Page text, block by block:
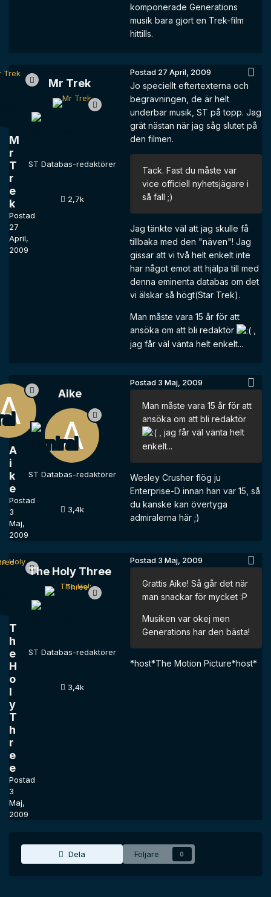
komponerade Generations
musik bara gjort en Trek-film
hittills.
M
r
T
r
e
k
Postad
27
April,
2009
Mr Trek
ST Databas-redaktörer
2,7k
Postad 27 April, 2009
Jo speciellt eftertexterna och
begravningen, de är helt
underbar musik, ST på topp. Jag
grät nästan när jag såg slutet på
den filmen.
Tack. Fast du måste var
vice officiell nyhetsjägare i
så fall ;)
Jag tänkte väl att jag skulle få
tillbaka med den "näven"! Jag
gissar att vi två helt enkelt inte
har något emot att hjälpa till med
denna eminenta databas om det
vi älskar så högt(Star Trek).
Man måste vara 15 år för att
ansöka om att bli redaktör
jag får väl vänta helt enkelt...
A
i
k
e
Postad
3
Maj,
2009
Aike
ST Databas-redaktörer
3,4k
Postad 3 Maj, 2009
Man måste vara 15 år för att
ansöka om att bli redaktör
, jag får väl vänta helt
enkelt...
Wesley Crusher flög ju
Enterprise-D innan han var 15, så
du kanske kan övertyga
admiralerna här ;)
T
h
e
H
o
l
y
T
h
r
e
e
Postad
3
Maj,
2009
The Holy Three
ST Databas-redaktörer
3,4k
Postad 3 Maj, 2009
Grattis Aike! Så går det när
man snackar för mycket :P
Musiken var okej men
Generations har den bästa!
*host*The Motion Picture*host*
Dela Följare 0